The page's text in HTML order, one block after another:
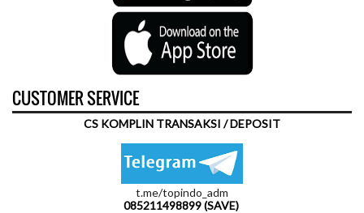
CUSTOMER SERVICE
CS KOMPLIN TRANSAKSI / DEPOSIT
t.me/topindo_adm
085211498899 (SAVE)